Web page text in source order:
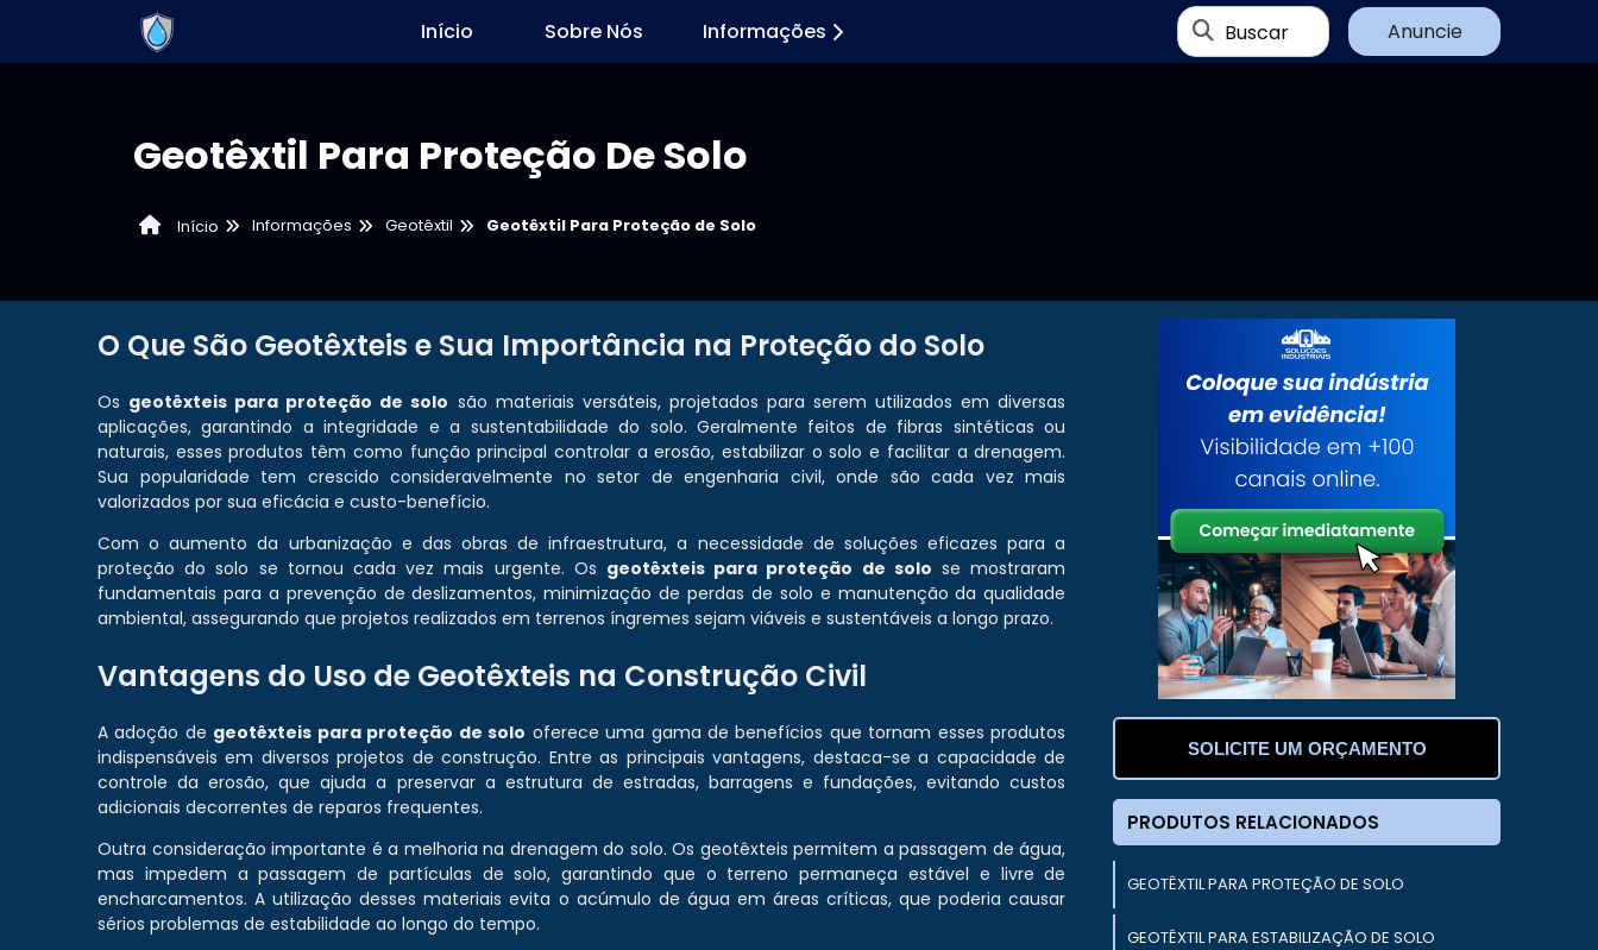
Início Sobre Nós Informações Buscar Anuncie
Geotêxtil Para Proteção De Solo
Início Informações Geotêxtil Geotêxtil Para Proteção de Solo
O Que São Geotêxteis e Sua Importância na Proteção do Solo
Os geotêxteis para proteção de solo são materiais versáteis, projetados para serem utilizados em diversas
aplicações, garantindo a integridade e a sustentabilidade do solo. Geralmente feitos de fibras sintéticas ou
naturais, esses produtos têm como função principal controlar a erosão, estabilizar o solo e facilitar a drenagem.
Sua popularidade tem crescido consideravelmente no setor de engenharia civil, onde são cada vez mais
valorizados por sua eficácia e custo-benefício.
Com o aumento da urbanização e das obras de infraestrutura, a necessidade de soluções eficazes para a
proteção do solo se tornou cada vez mais urgente. Os geotêxteis para proteção de solo se mostraram
fundamentais para a prevenção de deslizamentos, minimização de perdas de solo e manutenção da qualidade
ambiental, assegurando que projetos realizados em terrenos íngremes sejam viáveis e sustentáveis a longo prazo.
Vantagens do Uso de Geotêxteis na Construção Civil
A adoção de geotêxteis para proteção de solo oferece uma gama de benefícios que tornam esses produtos
indispensáveis em diversos projetos de construção. Entre as principais vantagens, destaca-se a capacidade de
controle da erosão, que ajuda a preservar a estrutura de estradas, barragens e fundações, evitando custos
adicionais decorrentes de reparos frequentes.
Outra consideração importante é a melhoria na drenagem do solo. Os geotêxteis permitem a passagem de água,
mas impedem a passagem de partículas de solo, garantindo que o terreno permaneça estável e livre de
encharcamentos. A utilização desses materiais evita o acúmulo de água em áreas críticas, que poderia causar
sérios problemas de estabilidade ao longo do tempo.
SOLICITE UM ORÇAMENTO
PRODUTOS RELACIONADOS
GEOTÊXTIL PARA PROTEÇÃO DE SOLO
GEOTÊXTIL PARA ESTABILIZAÇÃO DE SOLO